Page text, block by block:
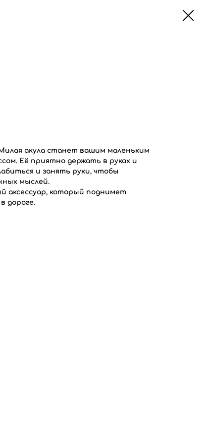
акула станет вашим маленьким
Её приятно держать в руках и
и занять руки, чтобы
мыслей.
аксессуар, который поднимет
дороге.